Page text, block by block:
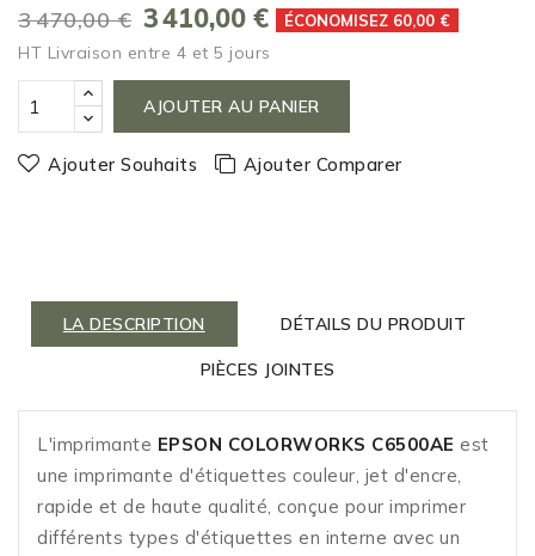
3 470,00 € 3 410,00 € ÉCONOMISEZ 60,00 €
HT Livraison entre 4 et 5 jours
AJOUTER AU PANIER
Ajouter Souhaits Ajouter Comparer
LA DESCRIPTION DÉTAILS DU PRODUIT
PIÈCES JOINTES
L'imprimante EPSON COLORWORKS C6500AE est
une imprimante d'étiquettes couleur, jet d'encre,
rapide et de haute qualité, conçue pour imprimer
différents types d'étiquettes en interne avec un